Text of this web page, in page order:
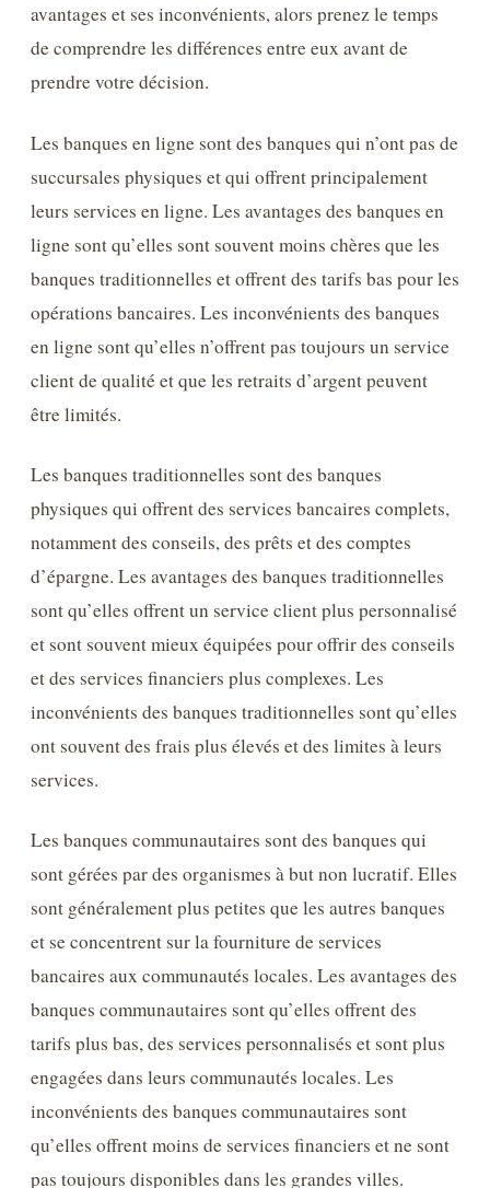
avantages et ses inconvénients, alors prenez le temps
de comprendre les différences entre eux avant de
prendre votre décision.
Les banques en ligne sont des banques qui n’ont pas de
succursales physiques et qui offrent principalement
leurs services en ligne. Les avantages des banques en
ligne sont qu’elles sont souvent moins chères que les
banques traditionnelles et offrent des tarifs bas pour les
opérations bancaires. Les inconvénients des banques
en ligne sont qu’elles n’offrent pas toujours un service
client de qualité et que les retraits d’argent peuvent
être limités.
Les banques traditionnelles sont des banques
physiques qui offrent des services bancaires complets,
notamment des conseils, des prêts et des comptes
d’épargne. Les avantages des banques traditionnelles
sont qu’elles offrent un service client plus personnalisé
et sont souvent mieux équipées pour offrir des conseils
et des services financiers plus complexes. Les
inconvénients des banques traditionnelles sont qu’elles
ont souvent des frais plus élevés et des limites à leurs
services.
Les banques communautaires sont des banques qui
sont gérées par des organismes à but non lucratif. Elles
sont généralement plus petites que les autres banques
et se concentrent sur la fourniture de services
bancaires aux communautés locales. Les avantages des
banques communautaires sont qu’elles offrent des
tarifs plus bas, des services personnalisés et sont plus
engagées dans leurs communautés locales. Les
inconvénients des banques communautaires sont
qu’elles offrent moins de services financiers et ne sont
pas toujours disponibles dans les grandes villes.